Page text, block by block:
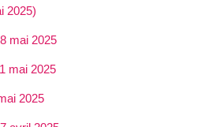
2025)
mai 2025
mai 2025
2025